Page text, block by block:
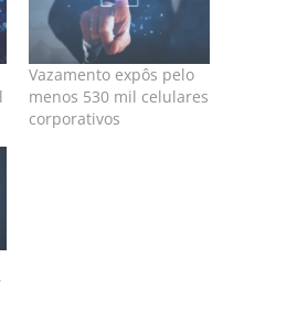
Vazamento expôs pelo
menos 530 mil celulares
corporativos